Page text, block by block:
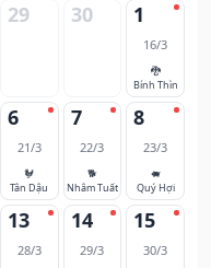
29 30 1
16/3
🐉
Bính Thìn
6
21/3
🐓
Tân Dậu
7
22/3
🐕
Nhâm Tuất
8
23/3
🐖
Quý Hợi
13
28/3
14
29/3
15
30/3